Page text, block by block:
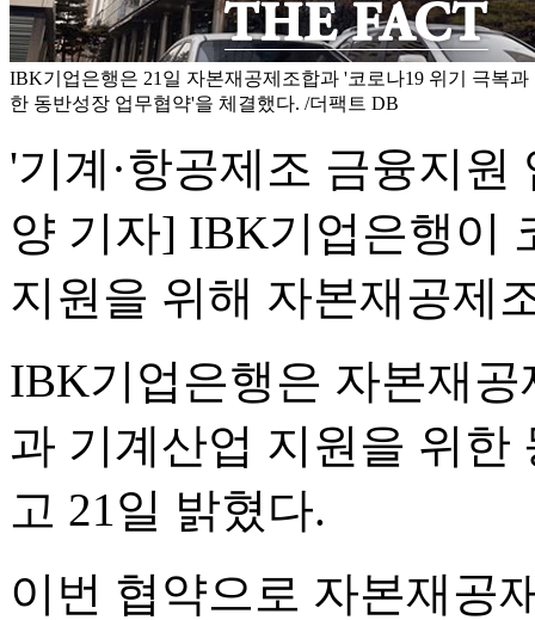
IBK기업은행은 21일 자본재공제조합과 '코로나19 위기 극복
한 동반성장 업무협약'을 체결했다. /더팩트 DB
'기계·항공제조 금융지원
양 기자] IBK기업은행이
지원을 위해 자본재공제
IBK기업은행은 자본재
과 기계산업 지원을 위한
고 21일 밝혔다.
이번 협약으로 자본재공